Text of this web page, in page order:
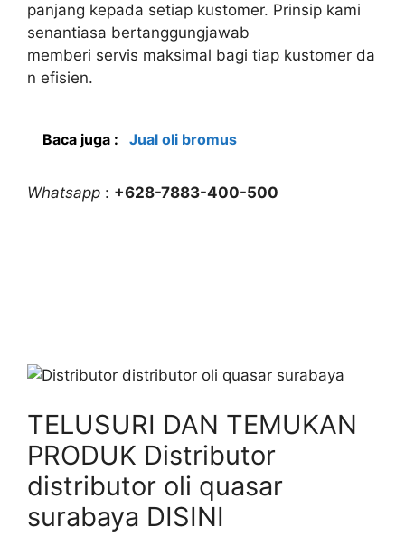
panjang kepada setiap kustomer. Prinsip kami
senantiasa bertanggungjawab
memberi servis maksimal bagi tiap kustomer da
n efisien.
Baca juga : Jual oli bromus
Whatsapp : +628-7883-400-500
TELUSURI DAN TEMUKAN
PRODUK Distributor
distributor oli quasar
surabaya DISINI